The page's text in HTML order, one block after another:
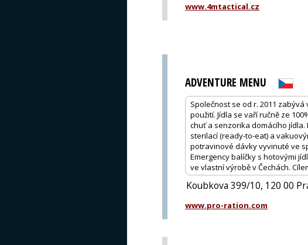
www.4mtactical.cz
ADVENTURE MENU
Společnost se od r. 2011
použití. Jídla se vaří ručně ze
chuť a senzorika domácího jídla.
sterilací (ready-to-eat) a
potravinové dávky vyvinuté ve
Emergency balíčky s hotovými
ve vlastní výrobě v Čechách.
Koubkova 399/10, 120 00
www.pro-ration.com